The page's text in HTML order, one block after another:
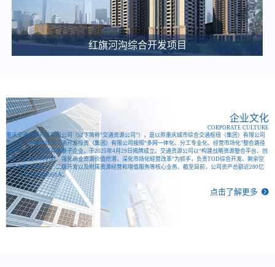
关于微电园站一体化综合开发项目咨询代理服务比选公告
2025-03-12
大竹林站TOD项目施工图审查中选候选人公示
2025-03-11
重庆东站交通枢纽项目项目建设合规性审查比选公告
2025-03-06
2025-03-04
红旗河沟综合开发项目
企业文化
CORPORATE CULTURE
重庆交通资源开发有限公司（以下简称“交通资源公司”），是以原重庆城市综合交通枢纽（集团）有限公司
为主体，由重庆城市交通开发投资（集团）有限公司按照“多网一体化、分工专业化、经营市场化”整合路径
改组设立的市属国有重要子企业，于2025年4月29日揭牌成立。交通资源公司以“构建战略资源整合平台、创
新开发经营协同机制、强化商业资源价值挖潜、深化市场化经营改革”为抓手，负责TOD综合开发、剩余空
间及存量土地的一、二级开发以及附属资源经营和增值服务等核心业务。截至目前，公司资产总额近280亿
元，员工队伍逾4000人。
点击了解更多